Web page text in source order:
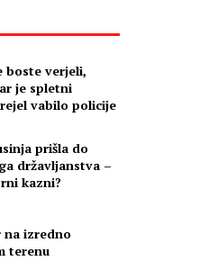
boste verjeli,
je spletni
vabilo policije
prišla do
državljanstva –
kazni?
na izredno
terenu